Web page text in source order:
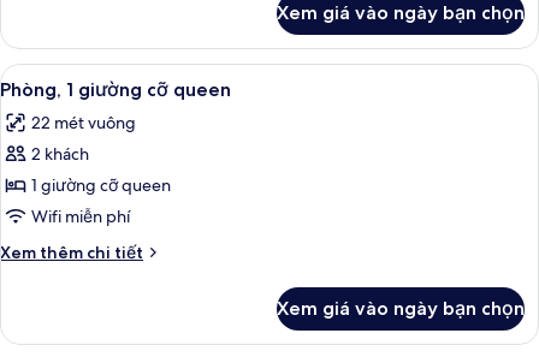
queen
Phòng
Deluxe,
1
giường
cỡ
queen
Xem giá vào ngày bạn chọn
Xem
tất
cả
ảnh
Phòng,
1
giường
cỡ
Phòng, 1 giường cỡ queen | Két
4
Phòng, 1 giường cỡ queen
22 mét vuông
2 khách
1 giường cỡ queen
Wifi miễn phí
Xem thêm chi tiết
Chi
Phòng,
Xem giá vào ngày bạn chọn